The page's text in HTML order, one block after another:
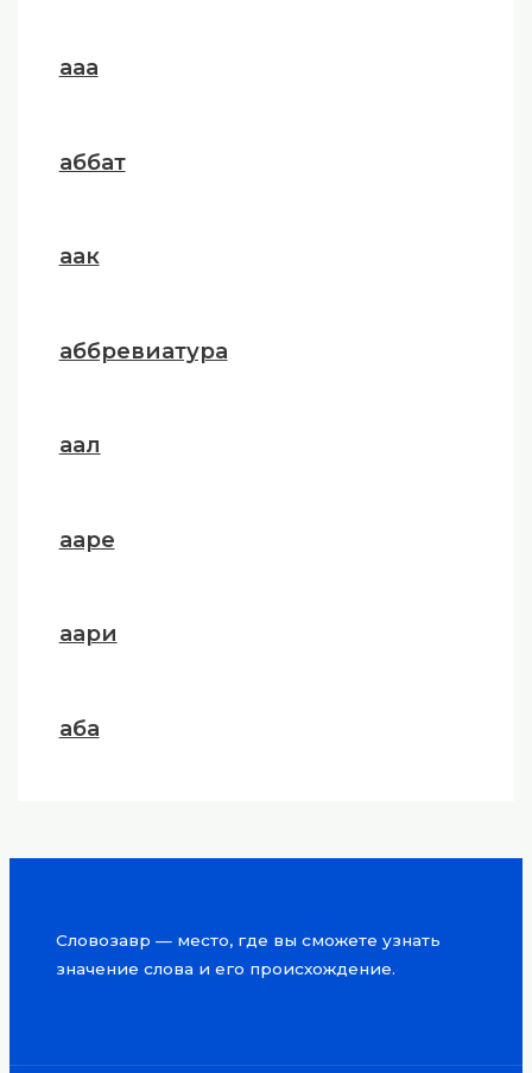
ааа
аббат
аак
аббревиатура
аал
ааре
аари
аба
Словозавр — место, где вы сможете узнать
значение слова и его происхождение.